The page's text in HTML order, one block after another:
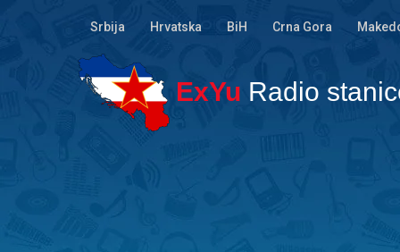
Srbija Hrvatska BiH Crna Gora
ExYu Radio